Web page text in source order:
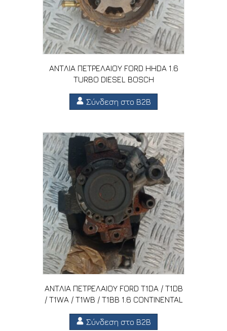
ΑΝΤΛΙΑ ΠΕΤΡΕΛΑΙΟΥ FORD HHDA 1.6
TURBO DIESEL BOSCH
Σύνδεση στο B2B
ΑΝΤΛΙΑ ΠΕΤΡΕΛΑΙΟΥ FORD T1DA / T1DB
/ T1WA / T1WB / T1BB 1.6 CONTINENTAL
Σύνδεση στο B2B